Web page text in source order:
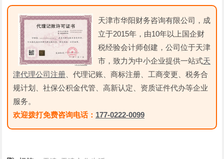
天津市华阳财务咨询有限公司，成
立于2015年，由10年以上国企财
税经验会计师创建，公司位于天津
市，致力为中小企业提供一站式天
津代理公司注册、代理记账、商标注册、工商变更、税务合
规计划、社保公积金代管、高新认定、资质证件代办等企业
服务。
欢迎拨打免费咨询电话： 177-0222-0099